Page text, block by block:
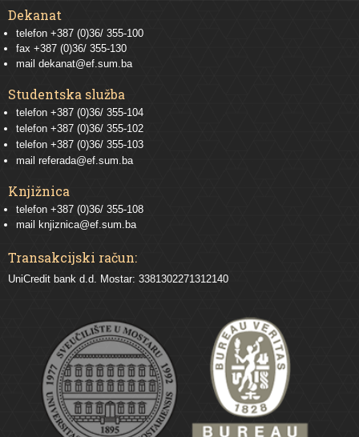
Dekanat
telefon +387 (0)36/ 355-100
fax +387 (0)36/ 355-130
mail dekanat@ef.sum.ba
Studentska služba
telefon +387 (0)36/ 355-104
telefon +387 (0)36/ 355-102
telefon +387 (0)36/ 355-103
mail referada@ef.sum.ba
Knjižnica
telefon +387 (0)36/ 355-108
mail
knjiznica@ef.sum.ba
Transakcijski račun:
UniCredit bank d.d. Mostar: 3381302271312140